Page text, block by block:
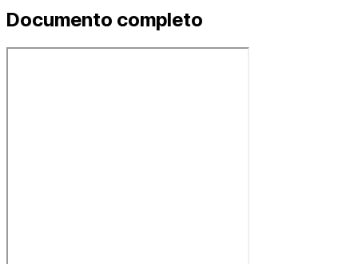
Documento completo